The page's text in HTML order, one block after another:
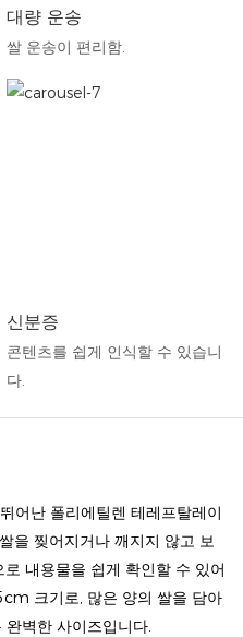
대량 운송
쌀 운송이 편리함.
신분증
콘텐츠를 쉽게 인식할 수 있습니
다.
어난 폴리에틸렌 테레프탈레이
을 찢어지거나 깨지지 않고 보
내용물을 쉽게 확인할 수 있어
크기로, 많은 양의 쌀을 담아
벽한 사이즈입니다.